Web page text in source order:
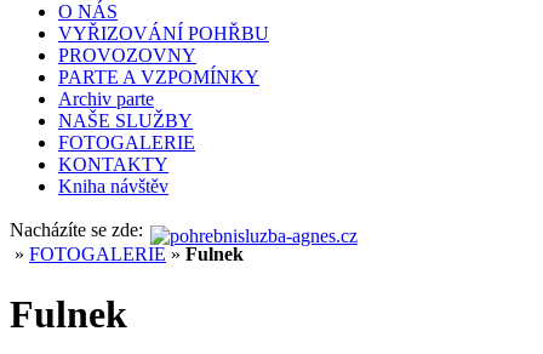
O NÁS
VYŘIZOVÁNÍ POHŘBU
PROVOZOVNY
PARTE A VZPOMÍNKY
Archiv parte
NAŠE SLUŽBY
FOTOGALERIE
KONTAKTY
Kniha návštěv
Nacházíte se zde:
» FOTOGALERIE » Fulnek
Fulnek